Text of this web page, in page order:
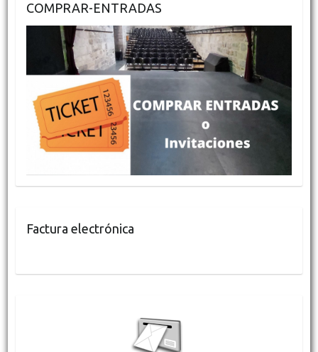
COMPRAR-ENTRADAS
Factura electrónica